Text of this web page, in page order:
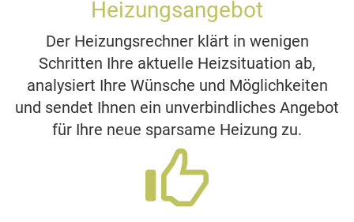
Heizungsangebot
Der Heizungsrechner klärt in wenigen
Schritten Ihre aktuelle Heizsituation ab,
analysiert Ihre Wünsche und Möglichkeiten
und sendet Ihnen ein unverbindliches Angebot
für Ihre neue sparsame Heizung zu.